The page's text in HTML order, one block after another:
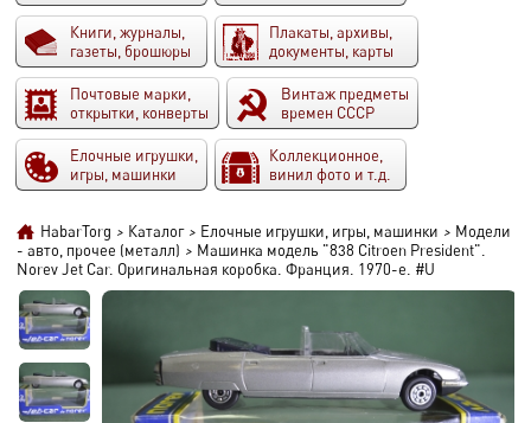
Книги, журналы,
газеты, брошюры
Плакаты, архивы,
документы, карты
Почтовые марки,
открытки, конверты
Винтаж предметы
времен СССР
Елочные игрушки,
игры, машинки
Коллекционное,
винил фото и т.д.
HabarTorg > Каталог > Елочные игрушки, игры, машинки > Модели
- авто, прочее (металл) > Машинка модель "838 Citroen President".
Norev Jet Car. Оригинальная коробка. Франция. 1970-е. #U